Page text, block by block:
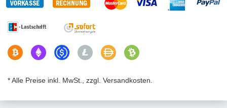
* Alle Preise inkl. MwSt., zzgl. Versandkosten.